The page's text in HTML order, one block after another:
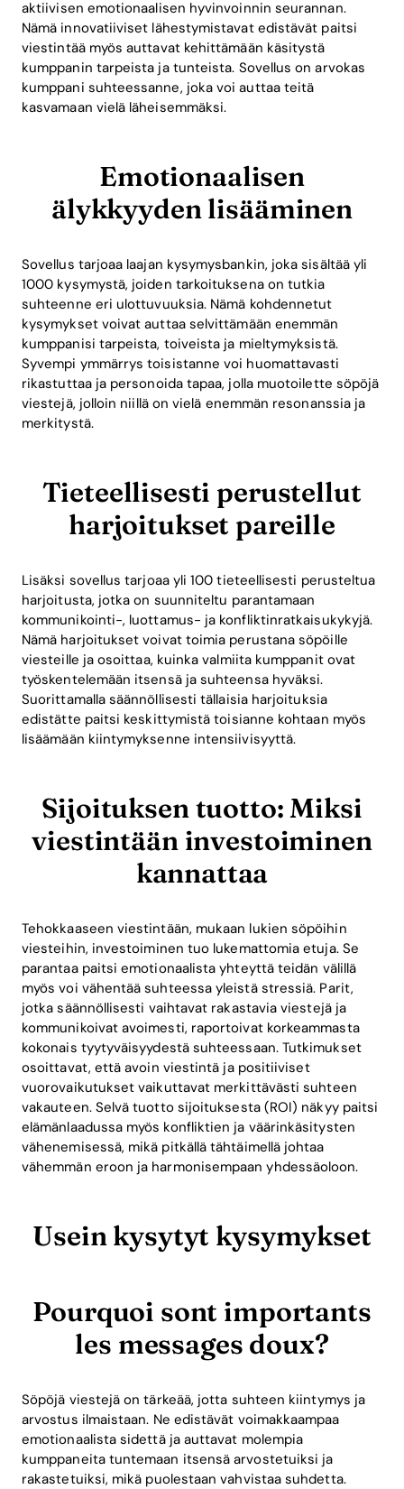
Blog
Download
aktiivisen emotionaalisen hyvinvoinnin seurannan.
Nämä innovatiiviset lähestymistavat edistävät paitsi
viestintää myös auttavat kehittämään käsitystä
kumppanin tarpeista ja tunteista. Sovellus on arvokas
kumppani suhteessanne, joka voi auttaa teitä
kasvamaan vielä läheisemmäksi.
Emotionaalisen
älykkyyden lisääminen
Sovellus tarjoaa laajan kysymysbankin, joka sisältää yli
1000 kysymystä, joiden tarkoituksena on tutkia
suhteenne eri ulottuvuuksia. Nämä kohdennetut
kysymykset voivat auttaa selvittämään enemmän
kumppanisi tarpeista, toiveista ja mieltymyksistä.
Syvempi ymmärrys toisistanne voi huomattavasti
rikastuttaa ja personoida tapaa, jolla muotoilette söpöjä
viestejä, jolloin niillä on vielä enemmän resonanssia ja
merkitystä.
Tieteellisesti perustellut
harjoitukset pareille
Lisäksi sovellus tarjoaa yli 100 tieteellisesti perusteltua
harjoitusta, jotka on suunniteltu parantamaan
kommunikointi-, luottamus- ja konfliktinratkaisukykyjä.
Nämä harjoitukset voivat toimia perustana söpöille
viesteille ja osoittaa, kuinka valmiita kumppanit ovat
työskentelemään itsensä ja suhteensa hyväksi.
Suorittamalla säännöllisesti tällaisia harjoituksia
edistätte paitsi keskittymistä toisianne kohtaan myös
lisäämään kiintymyksenne intensiivisyyttä.
Sijoituksen tuotto: Miksi
viestintään investoiminen
kannattaa
Tehokkaaseen viestintään, mukaan lukien söpöihin
viesteihin, investoiminen tuo lukemattomia etuja. Se
parantaa paitsi emotionaalista yhteyttä teidän välillä
myös voi vähentää suhteessa yleistä stressiä. Parit,
jotka säännöllisesti vaihtavat rakastavia viestejä ja
kommunikoivat avoimesti, raportoivat korkeammasta
kokonais tyytyväisyydestä suhteessaan. Tutkimukset
osoittavat, että avoin viestintä ja positiiviset
vuorovaikutukset vaikuttavat merkittävästi suhteen
vakauteen. Selvä tuotto sijoituksesta (ROI) näkyy paitsi
elämänlaadussa myös konfliktien ja väärinkäsitysten
vähenemisessä, mikä pitkällä tähtäimellä johtaa
vähemmän eroon ja harmonisempaan yhdessäoloon.
Usein kysytyt kysymykset
Pourquoi sont importants
les messages doux?
Söpöjä viestejä on tärkeää, jotta suhteen kiintymys ja
arvostus ilmaistaan. Ne edistävät voimakkaampaa
emotionaalista sidettä ja auttavat molempia
kumppaneita tuntemaan itsensä arvostetuiksi ja
rakastetuiksi, mikä puolestaan vahvistaa suhdetta.